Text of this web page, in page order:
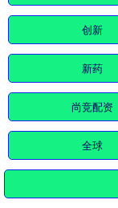
创新
新药
尚竞配资
全球